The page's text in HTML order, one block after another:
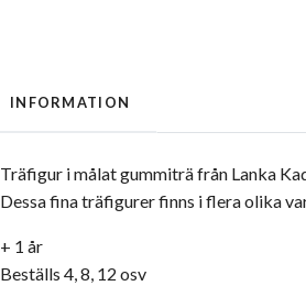
INFORMATION
Träfigur i målat gummiträ från Lanka
Dessa fina träfigurer finns i flera olika
+ 1 år
Beställs 4, 8, 12 osv